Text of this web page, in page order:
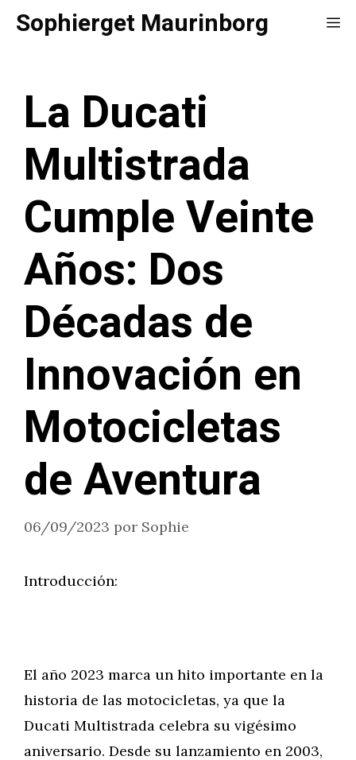
SaltarSophierget Maurinborg
La Ducati
Multistrada
Cumple Veinte
Años: Dos
Décadas de
Innovación en
Motocicletas
de Aventura
06/09/2023 por Sophie
Introducción:
El año 2023 marca un hito importante en la
historia de las motocicletas, ya que la
Ducati Multistrada celebra su vigésimo
aniversario. Desde su lanzamiento en 2003,